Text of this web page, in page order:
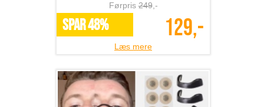
Førpris249,-
SPAR 48% 129,-
Læs mere